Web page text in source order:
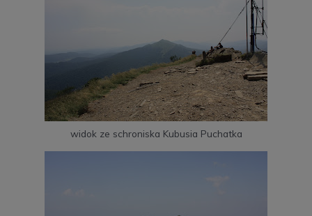
widok ze schroniska Kubusia Puchatka